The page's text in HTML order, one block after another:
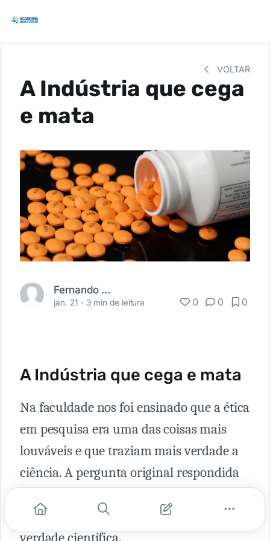
VOLTAR
A Indústria que cega
e mata
Fernando Carbonieri
jan. 21 - 3 min de leitura 0 0 0
A Indústria que cega e mata
Na faculdade nos foi ensinado que a ética
em pesquisa era uma das coisas mais
louváveis e que traziam mais verdade a
ciência. A pergunta original respondida
por pares, para que se tornasse uma